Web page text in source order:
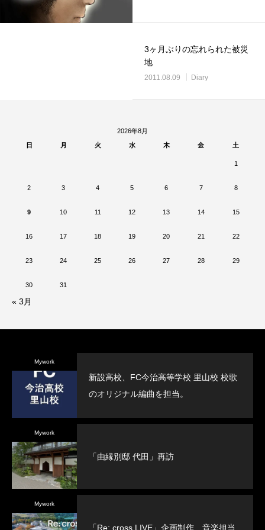
3ヶ月ぶりの忘れられた被災
地
2011.08.09 Diary
2026年8月
日
月 火 水 木 金 土
1
2 3 4 5 6 7 8
9 10 11 12 13 14 15
16 17 18 19 20 21 22
23 24 25 26 27 28 29
30 31
« 3月
Mywork
新設高校、FC今治高等学校 里山校 校歌
のオリジナル編曲を担当。
Mywork
「由縁別邸 代田」再訪
Mywork
「Re: cross LIVE」企画制作、音楽担当